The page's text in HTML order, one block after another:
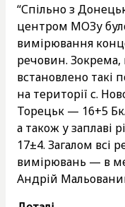
“Спільно з
центром МОЗу
вимірювання
речовин. Зокрема,
встановлено такі
на території с.
Торецьк — 16+5
а також у заплаві
17±4. Загалом всі
вимірювань — в
Андрій